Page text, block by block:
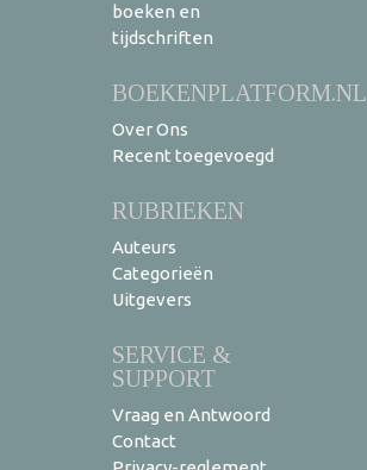
boeken en
tijdschriften
BOEKENPLATFORM.NL
Over Ons
Recent toegevoegd
RUBRIEKEN
Auteurs
Categorieën
Uitgevers
SERVICE &
SUPPORT
Vraag en Antwoord
Contact